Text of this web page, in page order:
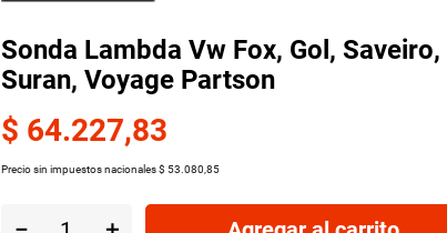
Sonda Lambda Vw Fox, Gol, Saveiro,
Suran, Voyage Partson
$ 64.227,83
Precio sin impuestos nacionales$ 53 080 85